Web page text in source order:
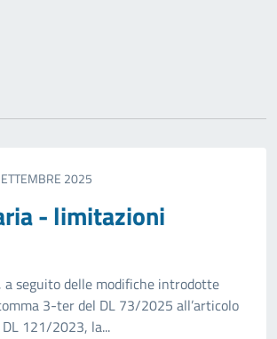
2025
- limitazioni
a seguito delle modifiche introdotte
3-ter del DL 73/2025 all’articolo
121/2023, la...